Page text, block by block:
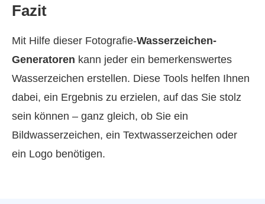
Fazit
Mit Hilfe dieser Fotografie-Wasserzeichen-
Generatoren kann jeder ein bemerkenswertes
Wasserzeichen erstellen. Diese Tools helfen Ihnen
dabei, ein Ergebnis zu erzielen, auf das Sie stolz
sein können – ganz gleich, ob Sie ein
Bildwasserzeichen, ein Textwasserzeichen oder
ein Logo benötigen.